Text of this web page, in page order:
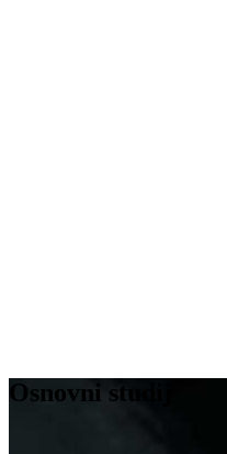
Osnovni studij